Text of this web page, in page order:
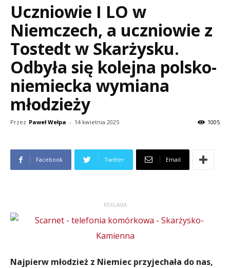
Uczniowie I LO w
Niemczech, a uczniowie z
Tostedt w Skarżysku.
Odbyła się kolejna polsko-
niemiecka wymiana
młodzieży
Przez Paweł Wełpa - 14 kwietnia 2025 1005
Facebook Twitter Email
REKLAMA
Najpierw młodzież z Niemiec przyjechała do nas,